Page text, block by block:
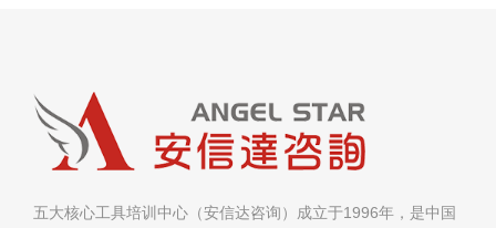
五大核心工具培训中心（安信达咨询）成立于1996年，是中国